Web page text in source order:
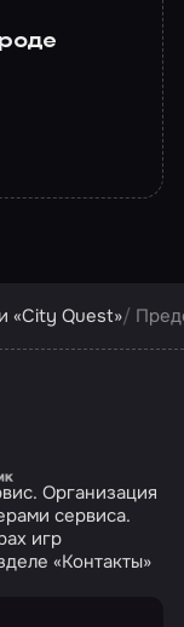
«City Quest»
на сайт
Организация
сервиса.
игр
«Контакты»